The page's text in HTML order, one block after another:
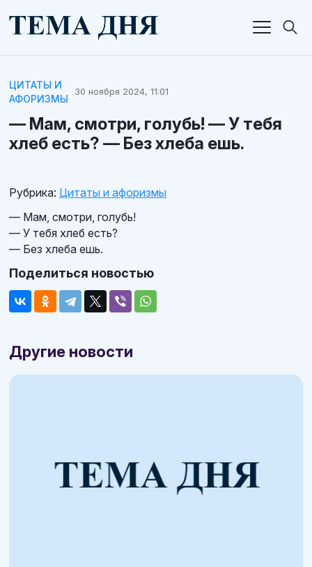
ЦИТАТЫ И
АФОРИЗМЫ
30 ноября 2024, 11:01
— Мам, смотри, голубь! — У тебя
хлеб есть? — Без хлеба ешь.
Рубрика: Цитаты и афоризмы
— Мам, смотри, голубь!
— У тебя хлеб есть?
— Без хлеба ешь.
Поделиться новостью
Другие новости